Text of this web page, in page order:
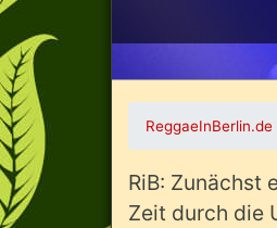
ReggaeInBerlin.de
RiB: Zunächst
Zeit durch die